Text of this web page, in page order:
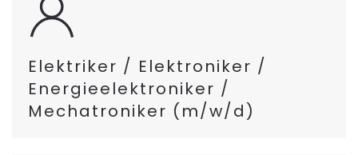
Elektriker / Elektroniker /
Energieelektroniker /
Mechatroniker (m/w/d)